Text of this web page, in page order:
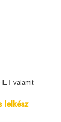
valamit
lelkész